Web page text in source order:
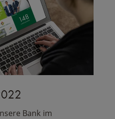
Bank im